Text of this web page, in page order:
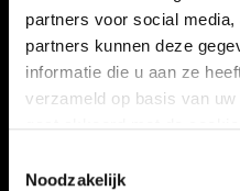
partners voor social
partners kunnen deze
informatie die u aan ze
verzameld op basis van
Noodzakelijk
NIEUWS
KALENDER
ACTIVITEITEN